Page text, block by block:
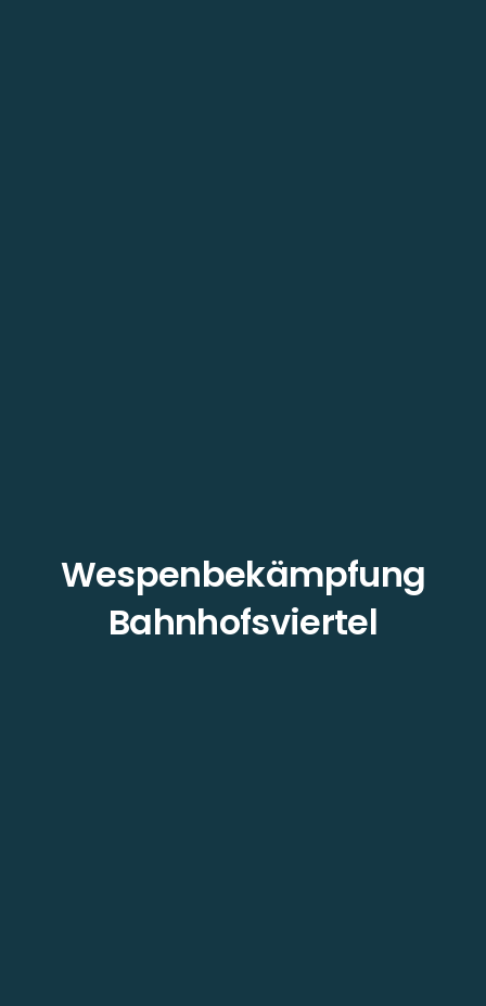
Wespenbekämpfung
Bahnhofsviertel